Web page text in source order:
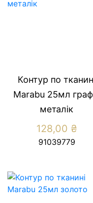
Контур по
Marabu 25мл
металік
128,00 ₴
91039779